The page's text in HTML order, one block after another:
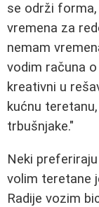
se održi forma,
vremena za
nemam
vodim računa
kreativni u
kućnu
trbušnjake."
Neki
volim teretane
Radije vozim